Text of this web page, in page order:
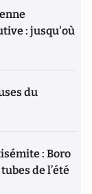
: jusqu'où
du
: Boro
de l’été